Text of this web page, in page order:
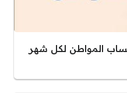
حساب المواطن لكل شهر